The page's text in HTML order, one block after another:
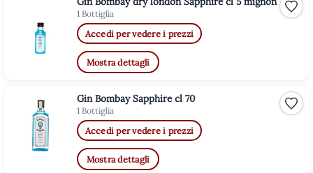
1 Bottiglia
Accedi per vedere i prezzi
Mostra dettagli
Gin Bombay Sapphire cl 70
1 Bottiglia
Accedi per vedere i prezzi
Mostra dettagli